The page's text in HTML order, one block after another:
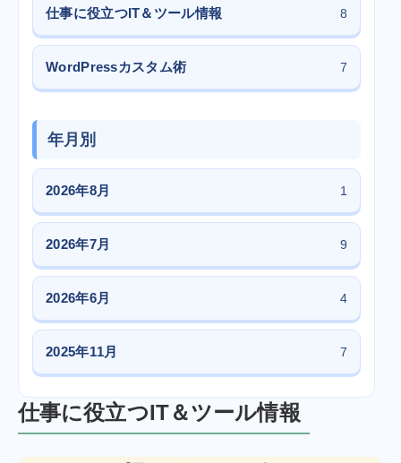
仕事に役立つIT＆ツール情報 8
WordPressカスタム術 7
年月別
2026年8月 1
2026年7月 9
2026年6月 4
2025年11月 7
仕事に役立つIT＆ツール情報